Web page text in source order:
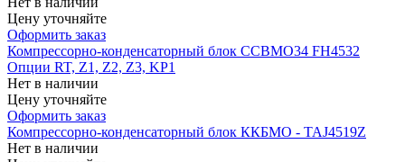
Цену уточняйте
Оформить заказ
Компрессорно-конденсаторный блок CCBMO34 FH4532
Опции RT, Z1, Z2, Z3, KP1
Нет в наличии
Цену уточняйте
Оформить заказ
Компрессорно-конденсаторный блок ККБМО - TAJ4519Z
Нет в наличии